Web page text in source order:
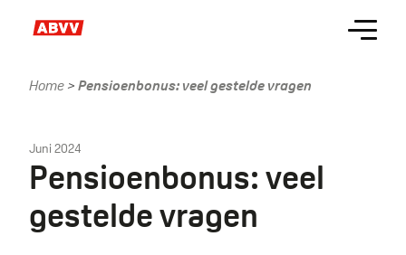
Menu
Home Pensioenbonus: veel gestelde vragen
Juni 2024
Pensioenbonus: veel
gestelde vragen